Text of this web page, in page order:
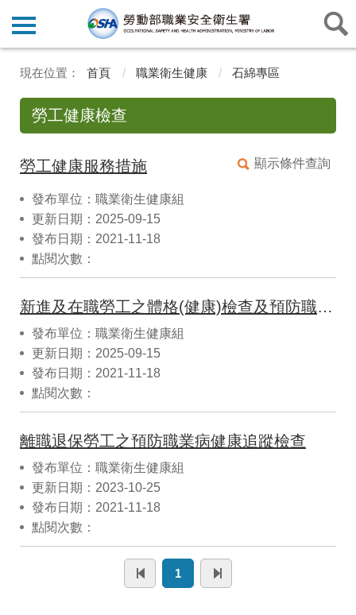
首頁 職業衛生健康 石綿專區
勞工健康檢查
顯示條件查詢
勞工健康服務措施
發布單位：職業衛生健康組
更新日期：2025-09-15
發布日期：2021-11-18
點閱次數：
新進及在職勞工之體格(健康)檢查及預防職業病健康檢查
發布單位：職業衛生健康組
更新日期：2025-09-15
發布日期：2021-11-18
點閱次數：
離職退保勞工之預防職業病健康追蹤檢查
發布單位：職業衛生健康組
更新日期：2023-10-25
發布日期：2021-11-18
點閱次數：
1